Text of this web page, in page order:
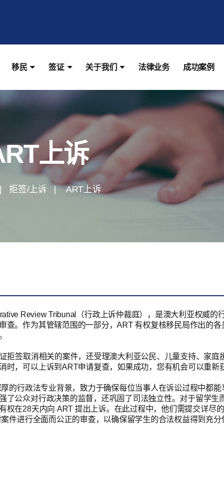
移民 签证 关于我们 法律业务 成功案例
上诉
拒签/上诉 | ART上诉
Review Tribunal（行政上诉仲裁庭），是澳大利亚权威的
查。作为其管辖范围的一部分，ART 有权复核移民局作出的
拒签取消相关的案件，还受理澳大利亚公民、儿童支持、家庭
时，可以上诉到ART申请复查，如果成功，您有机会可以重新
的行政法专业背景，致力于确保每位当事人在诉讼过程中都
了公众对行政决策的监督，还巩固了司法独立性。对于留学生
权在28天内向 ART 提出上诉。在此过程中，他们需提交详尽
件进行全面而公正的审查，以确保留学生的合法权益得到充分